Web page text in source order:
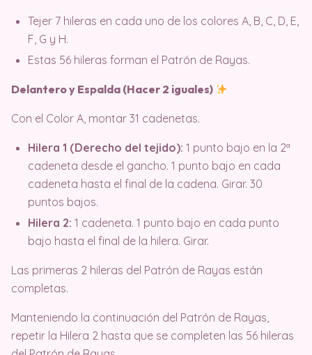
Tejer 7 hileras en cada uno de los colores A, B, C, D, E,
F, G y H.
Estas 56 hileras forman el Patrón de Rayas.
Delantero y Espalda (Hacer 2 iguales)
Con el Color A, montar 31 cadenetas.
Hilera 1 (Derecho del tejido): 1 punto bajo en la 2ª
cadeneta desde el gancho. 1 punto bajo en cada
cadeneta hasta el final de la cadena. Girar. 30
puntos bajos.
Hilera 2: 1 cadeneta. 1 punto bajo en cada punto
bajo hasta el final de la hilera. Girar.
Las primeras 2 hileras del Patrón de Rayas están
completas.
Manteniendo la continuación del Patrón de Rayas,
repetir la Hilera 2 hasta que se completen las 56 hileras